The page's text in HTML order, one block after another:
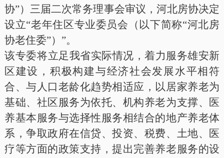
协”）三届二次常务理事会审议，河北房协决定
设立“老年住区专业委员会（以下简称“河北房
协老住委”）”。
该专委将立足我省实际情况，着力服务雄安新
区建设，积极构建与经济社会发展水平相符
合、与人口老龄化趋势相适应，以居家养老为
基础、社区服务为依托、机构养老为支撑、医
养基本服务与选择性服务相结合的地产养老体
系，争取政府在信贷、投资、税费、土地、医
疗等方面的政策支持，提出完善养老服务的设